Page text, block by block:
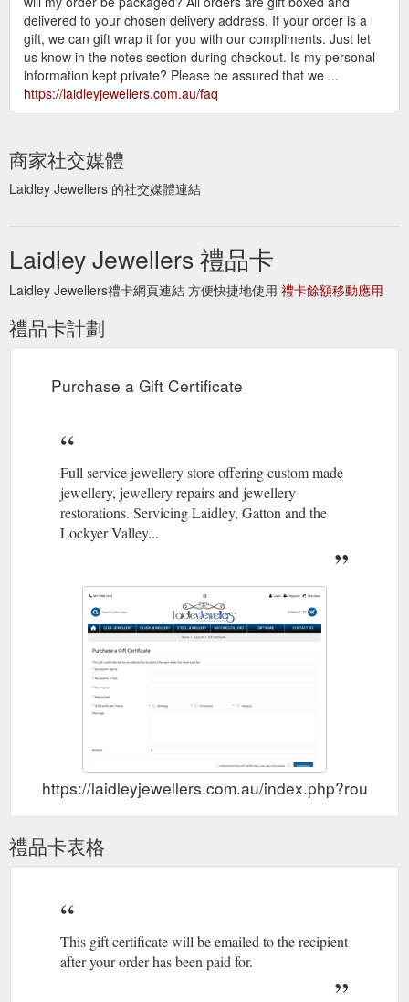
delivered to your chosen delivery address. If your order is a
gift, we can gift wrap it for you with our compliments. Just let
us know in the notes section during checkout. Is my personal
information kept private? Please be assured that we ...
https://laidleyjewellers.com.au/faq
商家社交媒體
Laidley Jewellers 的社交媒體連結
Laidley Jewellers 禮品卡
Laidley Jewellers禮卡網頁連結 方便快捷地使用 禮卡餘額移動應用
禮品卡計劃
Purchase a Gift Certificate
Full service jewellery store offering custom made
jewellery, jewellery repairs and jewellery
restorations. Servicing Laidley, Gatton and the
Lockyer Valley...
https://laidleyjewellers.com.au/
禮品卡表格
This gift certificate will be emailed to the recipient
after your order has been paid for.